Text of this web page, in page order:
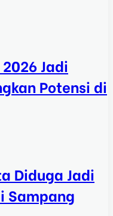
Jadi
Potensi di
Diduga Jadi
Sampang